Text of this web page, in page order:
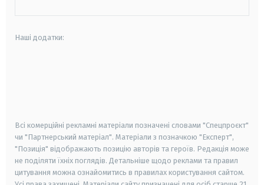
Наші додатки:
Всі комерційні рекламні матеріали позначені словами "Спецпроєкт"
чи "Партнерський матеріал". Матеріали з позначкою "Експерт",
"Позиція" відображають позицію авторів та героїв. Редакція може
не поділяти їхніх поглядів. Детальніше щодо реклами та правил
цитування можна ознайомитись в правилах користування сайтом.